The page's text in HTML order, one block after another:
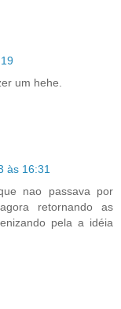
um hehe.
às 16:31
nao passava por
retornando as
pela a idéia